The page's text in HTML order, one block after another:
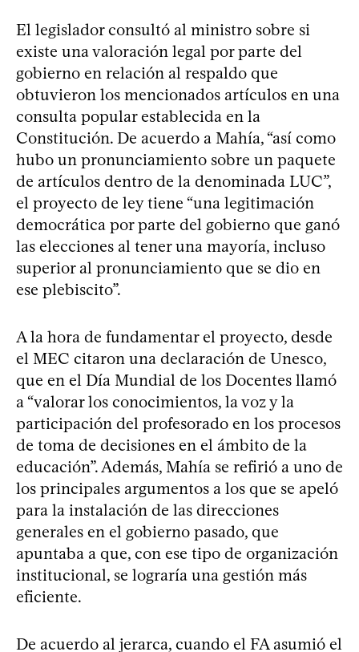
El legislador consultó al ministro sobre si
existe una valoración legal por parte del
gobierno en relación al respaldo que
obtuvieron los mencionados artículos en una
consulta popular establecida en la
Constitución. De acuerdo a Mahía, “así como
hubo un pronunciamiento sobre un paquete
de artículos dentro de la denominada LUC”,
el proyecto de ley tiene “una legitimación
democrática por parte del gobierno que ganó
las elecciones al tener una mayoría, incluso
superior al pronunciamiento que se dio en
ese plebiscito”.
A la hora de fundamentar el proyecto, desde
el MEC citaron una declaración de Unesco,
que en el Día Mundial de los Docentes llamó
a “valorar los conocimientos, la voz y la
participación del profesorado en los procesos
de toma de decisiones en el ámbito de la
educación”. Además, Mahía se refirió a uno de
los principales argumentos a los que se apeló
para la instalación de las direcciones
generales en el gobierno pasado, que
apuntaba a que, con ese tipo de organización
institucional, se lograría una gestión más
eficiente.
De acuerdo al jerarca, cuando el FA asumió el